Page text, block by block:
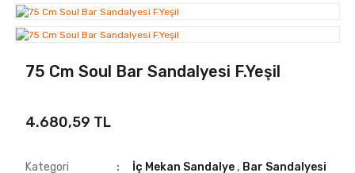
75 Cm Soul Bar Sandalyesi F.Yeşil
4.680,59 TL
Kategori İç Mekan Sandalye, Bar Sandalyesi